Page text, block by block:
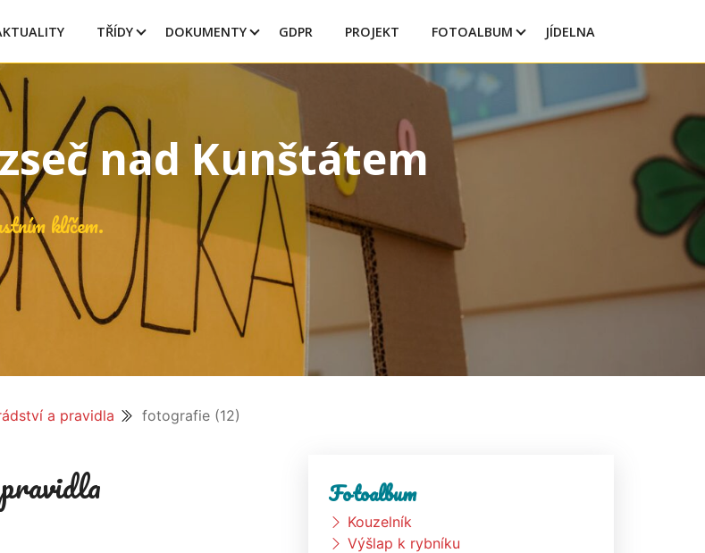
TŘÍDY DOKUMENTY GDPR PROJEKT FOTOALBUM JÍDELNA
nad Kunštátem
klíčem.
a pravidla fotografie (12)
Fotoalbum
Kouzelník
Výšlap k rybníku